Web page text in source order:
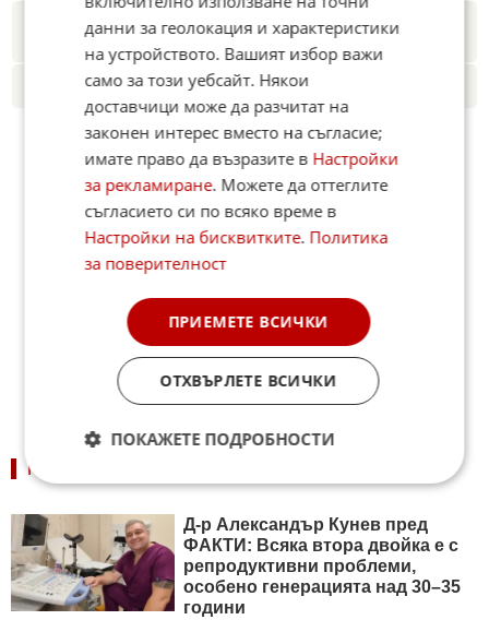
Новините на Fakti.bg – въвFacebook,Instagram,YouTube
канал Viber
Четете ни и в Google News
ПОДОБНИ НОВИНИ
Д-р Александър Кунев пред
ФАКТИ: Всяка втора двойка е с
репродуктивни проблеми,
особено генерацията над 30–35
години
данни за геолокация и характеристики
на устройството. Вашият избор важи
само за този уебсайт. Някои
доставчици може да разчитат на
законен интерес вместо на съгласие;
имате право да възразите в Настройки
за рекламиране. Можете да оттеглите
съгласието си по всяко време в
Настройки на бисквитките. Политика
за поверителност
ПРИЕМЕТЕ ВСИЧКИ
ОТХВЪРЛЕТЕ ВСИЧКИ
ПОКАЖЕТЕ ПОДРОБНОСТИ